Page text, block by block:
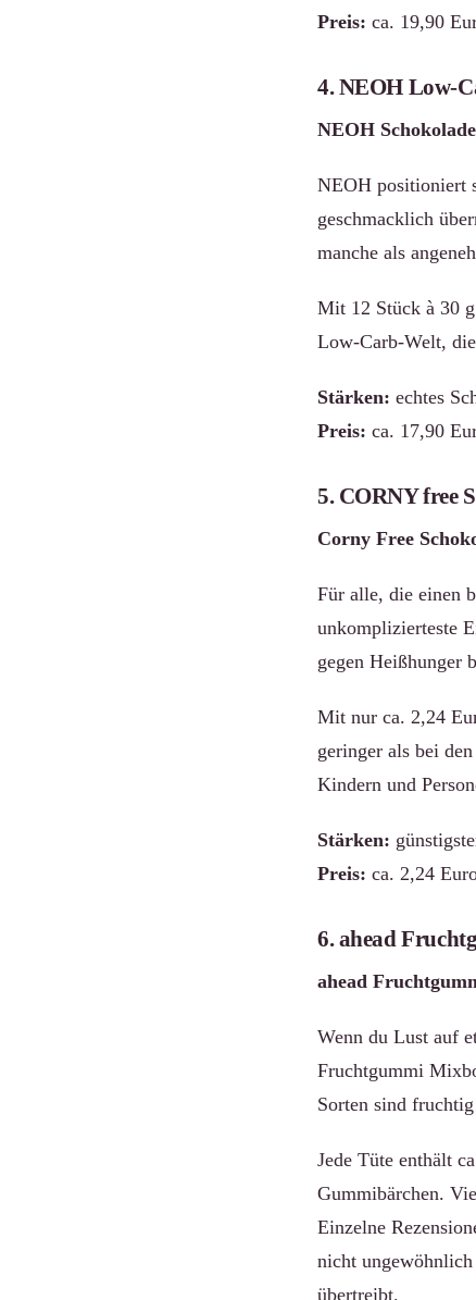
Preis: ca. 19,90
4. NEOH Low-
NEOH
NEOH positioniert
geschmacklich
manche als
Mit 12 Stück à 30
Low-Carb-Welt,
Stärken: echtes
Preis: ca. 17,90
5. CORNY free
Corny Free
Für alle, die einen
unkomplizierteste
gegen Heißhunger
Mit nur ca. 2,24
geringer als bei
Kindern und
Stärken:
Preis: ca. 2,24
6. ahead
ahead
Wenn du Lust auf
Fruchtgummi
Sorten sind
Jede Tüte enthält
Gummibärchen.
Einzelne
nicht
übertreibt.